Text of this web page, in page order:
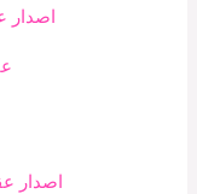
اصدار
اصدار